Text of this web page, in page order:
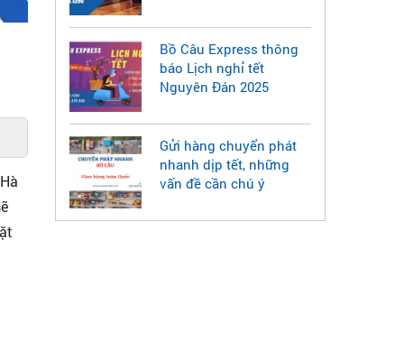
Bồ Câu Express thông
báo Lịch nghỉ tết
Nguyên Đán 2025
Gửi hàng chuyển phát
nhanh dịp tết, những
vấn đề cần chú ý